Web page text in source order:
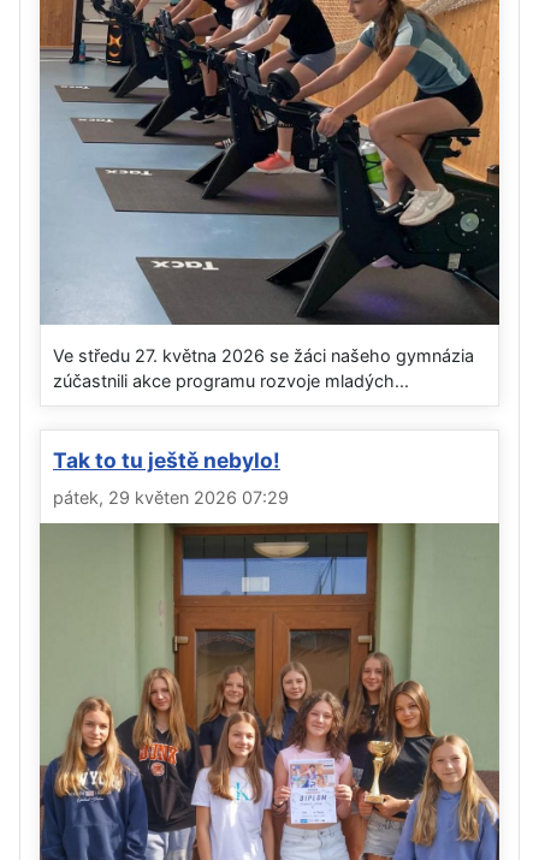
Ve středu 27. května 2026 se žáci našeho gymnázia
zúčastnili akce programu rozvoje mladých...
Tak to tu ještě nebylo!
pátek, 29 květen 2026 07:29